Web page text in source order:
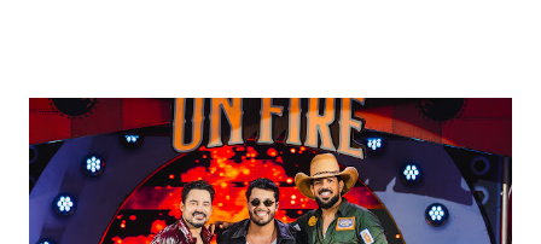
requisitados pelos organizadores de eventos em todo o país.
Pela segunda vez, a organização do evento está a cargo da
Marini Eventos — empresa com ampla experiência na promoção
de grandes festivais pelo Brasil, como a retomada da FAPIL